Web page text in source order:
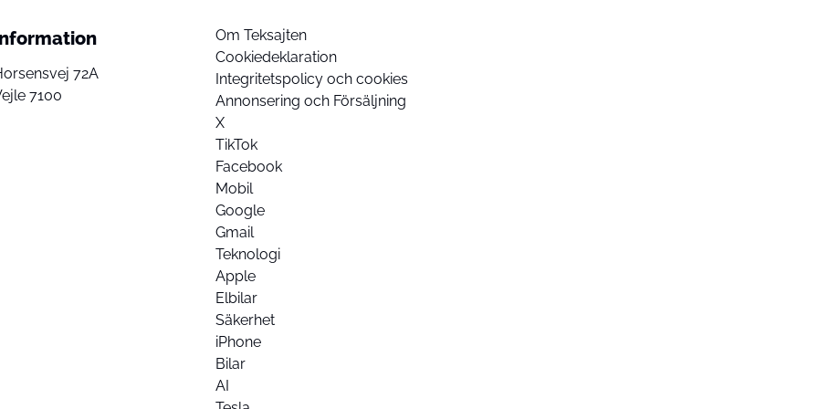
72A
7100
Om Teksajten
Cookiedeklaration
Integritetspolicy och cookies
Annonsering och Försäljning
X
TikTok
Facebook
Mobil
Google
Gmail
Teknologi
Apple
Elbilar
Säkerhet
iPhone
Bilar
AI